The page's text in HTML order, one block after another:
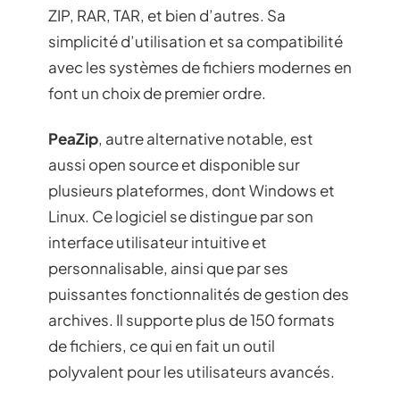
ZIP, RAR, TAR, et bien d’autres. Sa
simplicité d’utilisation et sa compatibilité
avec les systèmes de fichiers modernes en
font un choix de premier ordre.
PeaZip, autre alternative notable, est
aussi open source et disponible sur
plusieurs plateformes, dont Windows et
Linux. Ce logiciel se distingue par son
interface utilisateur intuitive et
personnalisable, ainsi que par ses
puissantes fonctionnalités de gestion des
archives. Il supporte plus de 150 formats
de fichiers, ce qui en fait un outil
polyvalent pour les utilisateurs avancés.